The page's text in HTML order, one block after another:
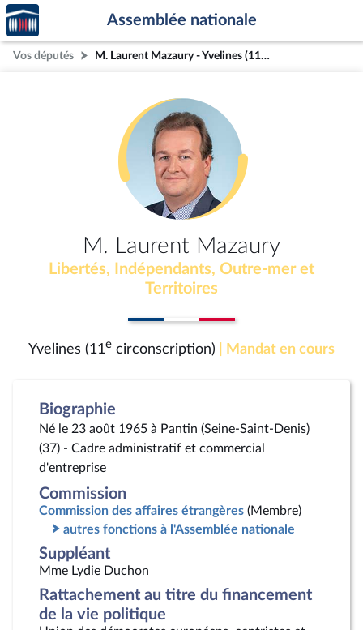
Aller au contenu
Aller en bas de la page
Accèder
à la
page
d'accueil
Assemblée nationale
Vos députés M. Laurent Mazaury - Yvelines (11e circonscription)
M. Laurent Mazaury
Libertés, Indépendants, Outre-mer et
Territoires
Yvelines (11e circonscription) | Mandat en cours
Biographie
Né le 23 août 1965 à Pantin (Seine-Saint-Denis)
(37) - Cadre administratif et commercial
d'entreprise
Commission
Commission des affaires étrangères (Membre)
autres fonctions à l'Assemblée nationale
Suppléant
Mme Lydie Duchon
Rattachement au titre du financement
de la vie politique